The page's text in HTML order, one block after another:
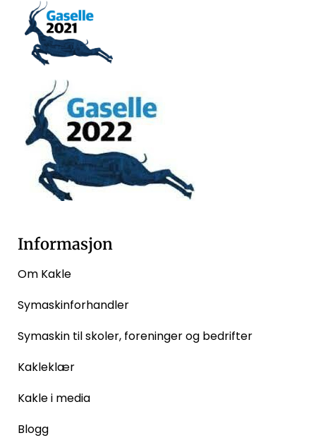
Informasjon
Om Kakle
Symaskinforhandler
Symaskin til skoler, foreninger og bedrifter
Kakleklær
Kakle i media
Blogg